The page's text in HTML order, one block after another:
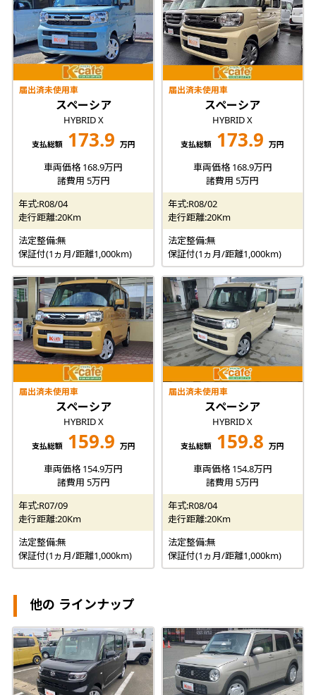
届出済未使用車
スペーシア
HYBRID X
支払総額 173.9 万円
車両価格 168.9万円
諸費用 5万円
年式:R08/04
走行距離:20Km
法定整備:無
保証付(1ヵ月/距離1,000km)
届出済未使用車
スペーシア
HYBRID X
支払総額 173.9 万円
車両価格 168.9万円
諸費用 5万円
年式:R08/02
走行距離:20Km
法定整備:無
保証付(1ヵ月/距離1,000km)
届出済未使用車
スペーシア
HYBRID X
支払総額 159.9 万円
車両価格 154.9万円
諸費用 5万円
年式:R07/09
走行距離:20Km
法定整備:無
保証付(1ヵ月/距離1,000km)
届出済未使用車
スペーシア
HYBRID X
支払総額 159.8 万円
車両価格 154.8万円
諸費用 5万円
年式:R08/04
走行距離:20Km
法定整備:無
保証付(1ヵ月/距離1,000km)
他の ラインナップ